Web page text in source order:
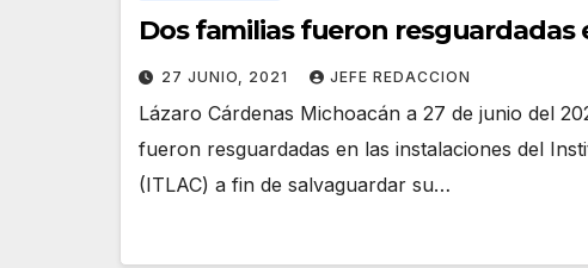
Dos familias fueron resguardadas
27 JUNIO, 2021 JEFE REDACCION
Lázaro Cárdenas Michoacán a 27 de junio del
fueron resguardadas en las instalaciones del
(ITLAC) a fin de salvaguardar su…